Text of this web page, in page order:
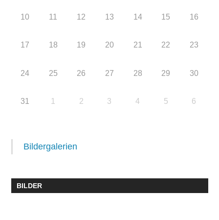
10 11 12 13 14 15 16
17 18 19 20 21 22 23
24 25 26 27 28 29 30
31 1 2 3 4 5 6
Bildergalerien
BILDER